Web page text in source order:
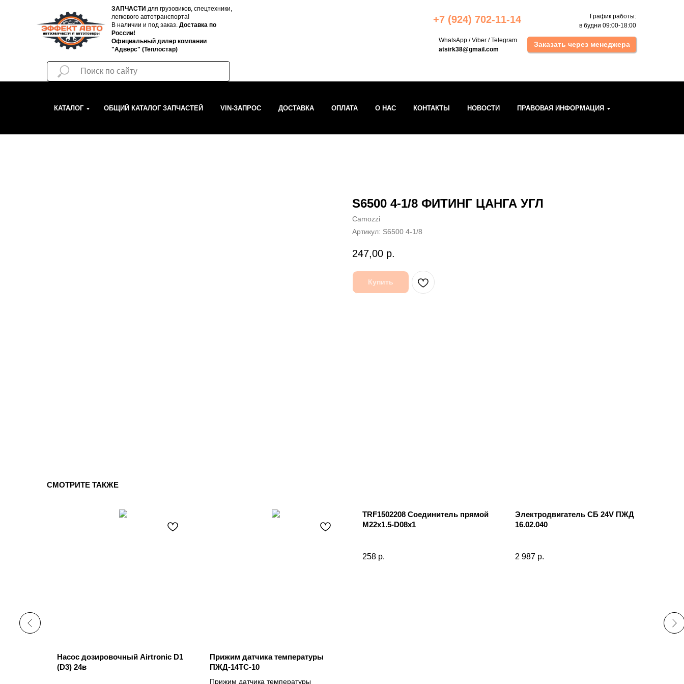
Заказать через менеджера
WhatsApp /Viber /Telegram
atsirk38@gmail.com
График работы:
в будни 09:00-18:00
ЗАПЧАСТИ для грузовиков, спецтехники,
легкового автотранспорта!
В наличии и под заказ. Доставка по
России!
Официальный дилер компании
"Адверс" (Теплостар)
+7 (924) 702 -11-14
КАТАЛОГ ОБЩИЙ КАТАЛОГ ЗАПЧАСТЕЙ VIN-ЗАПРОС ДОСТАВКА ОПЛАТА О НАС КОНТАКТЫ НОВОСТИ ПРАВОВАЯ ИНФОРМАЦИЯ
S6500 4-1/8 ФИТИНГ ЦАНГА УГЛ
Camozzi
Артикул: S6500 4-1/8
247,00 р.
Купить
СМОТРИТЕ ТАКЖЕ
Насос дозировочный Airtronic D1
(D3) 24в
Прижим датчика температуры
ПЖД-14ТС-10
Прижим датчика температуры
TRF1502208 Соединитель прямой
M22x1.5-D08x1
258 р.
Электродвигатель СБ 24V ПЖД
16.02.040
2 987 р.